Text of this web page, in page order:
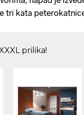
tri kata